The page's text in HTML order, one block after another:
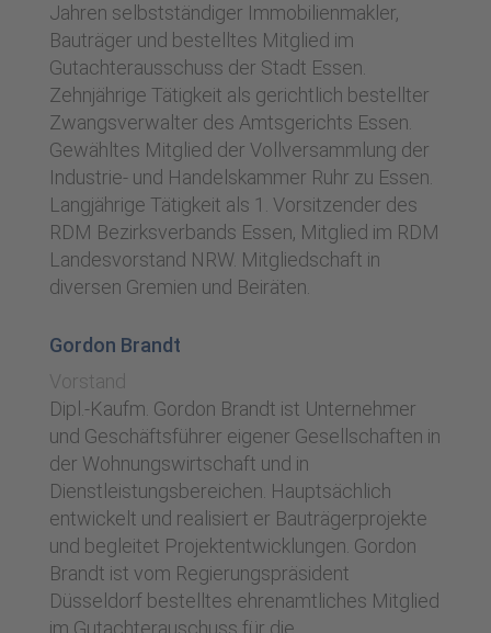
Jahren selbstständiger Immobilienmakler,
Bauträger und bestelltes Mitglied im
Gutachterausschuss der Stadt Essen.
Zehnjährige Tätigkeit als gerichtlich bestellter
Zwangsverwalter des Amtsgerichts Essen.
Gewähltes Mitglied der Vollversammlung der
Industrie- und Handelskammer Ruhr zu Essen.
Langjährige Tätigkeit als 1. Vorsitzender des
RDM Bezirksverbands Essen, Mitglied im RDM
Landesvorstand NRW. Mitgliedschaft in
diversen Gremien und Beiräten.
Gordon Brandt
Vorstand
Dipl.-Kaufm. Gordon Brandt ist Unternehmer
und Geschäftsführer eigener Gesellschaften in
der Wohnungswirtschaft und in
Dienstleistungsbereichen. Hauptsächlich
entwickelt und realisiert er Bauträgerprojekte
und begleitet Projektentwicklungen. Gordon
Brandt ist vom Regierungspräsident
Düsseldorf bestelltes ehrenamtliches Mitglied
im Gutachterauschuss für die